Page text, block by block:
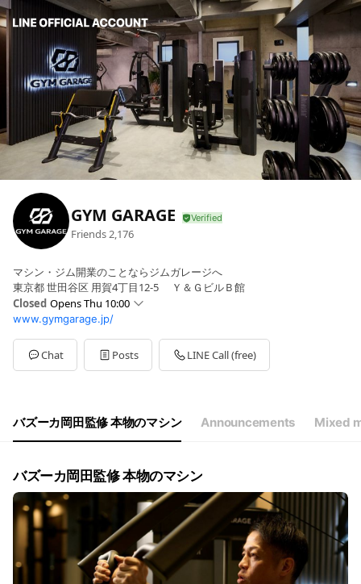
GYM GARAGE
Friends2,176
マシン・ジム開業のことならジムガレージへ
東京都 世田谷区 用賀4丁目12-5 Ｙ＆ＧビルＢ館
Closed Opens Thu 10:00
SunClosed
Mon10:00 - 18:30
Tue10:00 - 18:30
Wed10:00 - 18:30
Sat
10:00 - 18:30
全日予約制 平日10時から18時半
www.gymgarage.jp/
Chat Posts LINE Call (free)
バズーカ岡田監修 本物のマシン Announcements Mixed
バズーカ岡田監修 本物のマシン